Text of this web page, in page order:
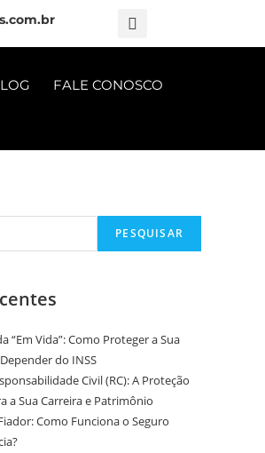
FALE CONOSCO
PESQUISAR
“Em Vida”: Como Proteger a Sua
do INSS
Civil (RC): A Proteção
a Sua Carreira e Patrimônio
Como Funciona o Seguro